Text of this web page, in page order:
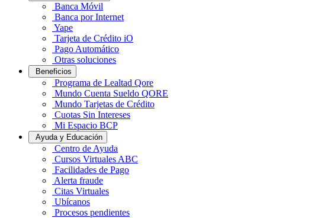
Banca Móvil
Banca por Internet
Yape
Tarjeta de Crédito iO
Pago Automático
Otras soluciones
Beneficios
Programa de Lealtad Qore
Mundo Cuenta Sueldo QORE
Mundo Tarjetas de Crédito
Cuotas Sin Intereses
Mi Espacio BCP
Ayuda y Educación
Centro de Ayuda
Cursos Virtuales ABC
Facilidades de Pago
Alerta fraude
Citas Virtuales
Ubícanos
Procesos pendientes